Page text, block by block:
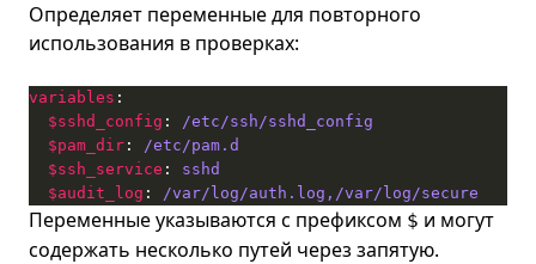
Определяет переменные для повторного
использования в проверках:
variables
$sshd_config : /etc/ssh/sshd_config
$pam_dir : /etc/pam.d
$ssh_service : sshd
$audit_log : /var/log/auth.log,/var/log/secure
Переменные указываются с префиксом $ и могут
содержать несколько путей через запятую.